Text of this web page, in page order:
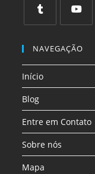
uma
aba
em
uma
aba
em
nova
aba
em
aba
NAVEGAÇÃO
Início
Blog
Entre em Contato
Sobre nós
Mapa